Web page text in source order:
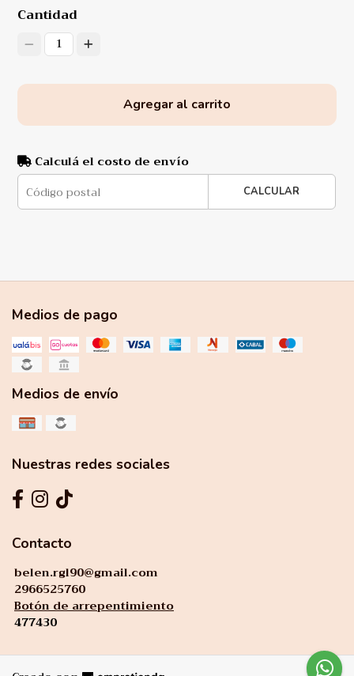
Cantidad
1
Agregar al carrito
Calculá el costo de envío
CALCULAR
Medios de pago
Medios de envío
Nuestras redes sociales
Contacto
belen.rgl90@gmail.com
2966525760
Botón de arrepentimiento
477430